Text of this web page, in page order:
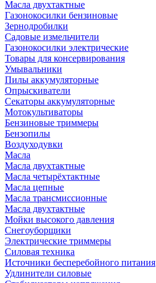
Масла двухтактные
Газонокосилки бензиновые
Зернодробилки
Садовые измельчители
Газонокосилки электрические
Товары для консервирования
Умывальники
Пилы аккумуляторные
Опрыскиватели
Секаторы аккумуляторные
Мотокультиваторы
Бензиновые триммеры
Бензопилы
Воздуходувки
Масла
Масла двухтактные
Масла четырёхтактные
Масла цепные
Масла трансмиссионные
Масла двухтактные
Мойки высокого давления
Снегоуборщики
Электрические триммеры
Силовая техника
Источники бесперебойного питания
Удлинители силовые